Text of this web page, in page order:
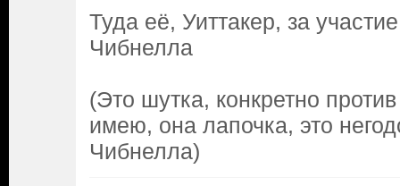
Туда её, Уиттакер, за
Чибнелла
(Это шутка, конкретно
имею, она лапочка, это
Чибнелла)